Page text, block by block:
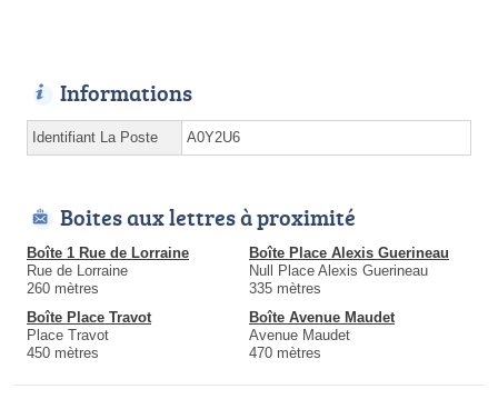
Informations
Identifiant La Poste A0Y2U6
Boites aux lettres à proximité
Boîte 1 Rue de Lorraine
Rue de Lorraine
260 mètres
Boîte Place Alexis Guerineau
Null Place Alexis Guerineau
335 mètres
Boîte Place Travot
Place Travot
450 mètres
Boîte Avenue Maudet
Avenue Maudet
470 mètres